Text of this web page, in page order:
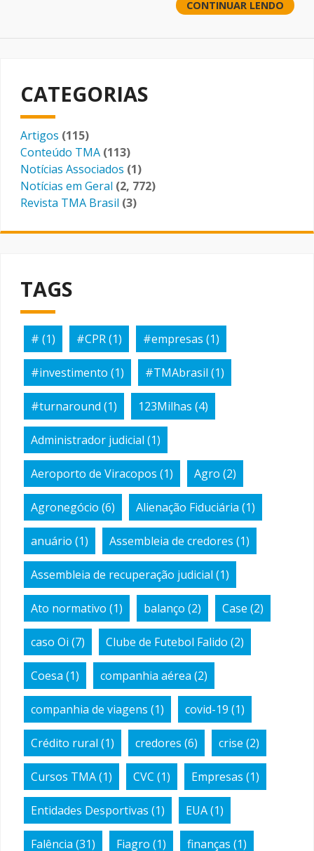
CONTINUAR LENDO
CATEGORIAS
Artigos (115)
Conteúdo TMA (113)
Notícias Associados (1)
Notícias em Geral (2, 772)
Revista TMA Brasil (3)
TAGS
# (1) #CPR(1) #empresas (1)
#investimento (1) #TMAbrasil (1)
#turnaround (1) 123Milhas (4)
Administrador judicial (1)
Aeroporto de Viracopos (1) Agro (2)
Agronegócio (6) Alienação Fiduciária (1)
anuário (1) Assembleia de credores (1)
Assembleia de recuperação judicial (1)
Ato normativo (1) balanço (2) Case (2)
caso Oi (7) Clube de Futebol Falido (2)
Coesa (1) companhia aérea (2)
companhia de viagens (1) covid-19 (1)
Crédito rural (1) credores (6) crise (2)
Cursos TMA(1) CVC (1) Empresas (1)
Entidades Desportivas (1) EUA(1)
Falência (31) Fiagro (1) finanças (1)